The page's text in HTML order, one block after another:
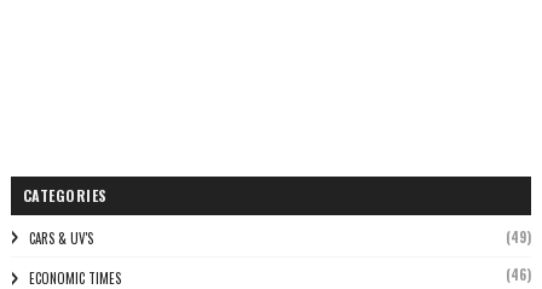
CATEGORIES
CARS & UV'S (49)
ECONOMIC TIMES (46)